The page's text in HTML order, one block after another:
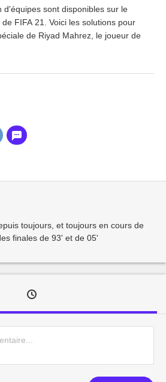
d'équipes sont disponibles sur le
FIFA 21. Voici les solutions pour
de Riyad Mahrez, le joueur de
toujours, et toujours en cours de
finales de 93' et de 05'